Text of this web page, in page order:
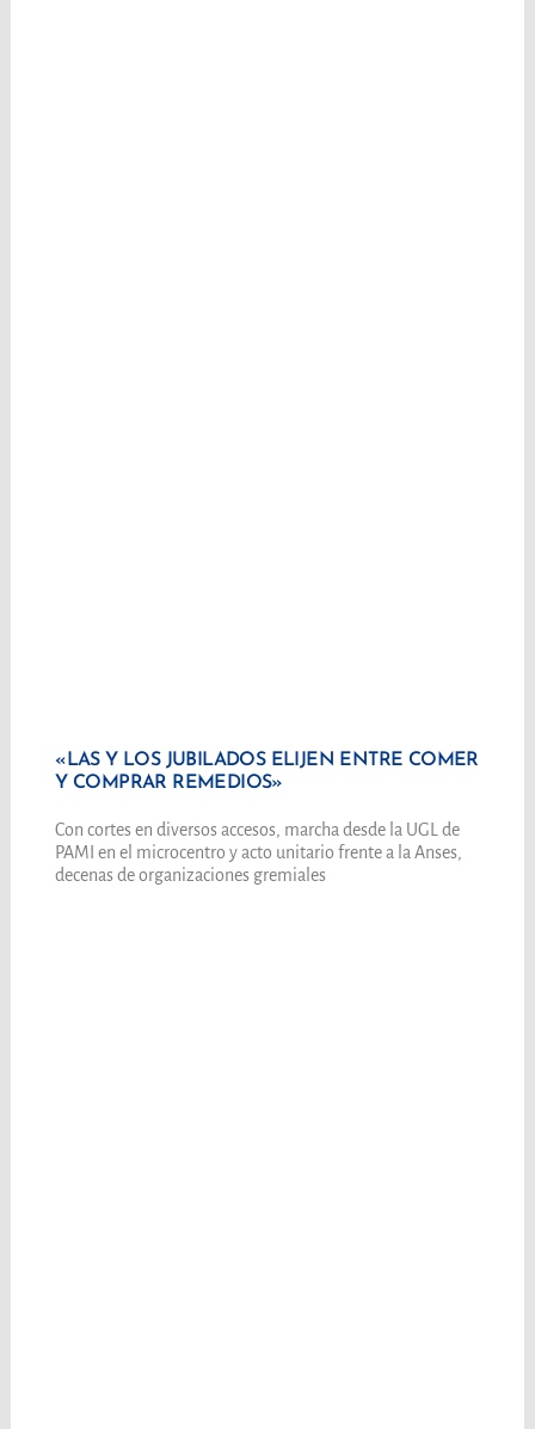
«LAS Y LOS JUBILADOS ELIJEN ENTRE COMER
Y COMPRAR REMEDIOS»
Con cortes en diversos accesos, marcha desde la UGL de
PAMI en el microcentro y acto unitario frente a la Anses,
decenas de organizaciones gremiales